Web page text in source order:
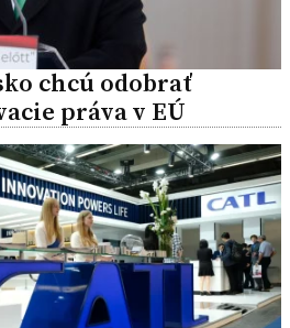
chcú odobrať
práva v EÚ